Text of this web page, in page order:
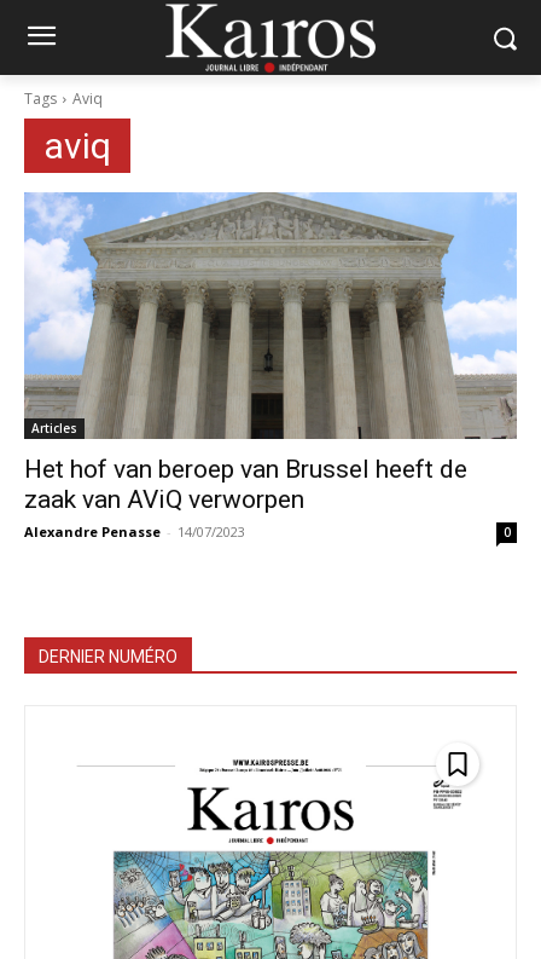
Tags Aviq
aviq
Articles
Het hof van beroep van Brussel heeft de
zaak van AViQ verworpen
Alexandre Penasse - 14/07/2023 0
DERNIER NUMÉRO